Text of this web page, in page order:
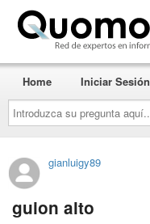
Introduzca
su
pregunta
aquí...
Home Iniciar Sesión
gianluigy89
guion alto